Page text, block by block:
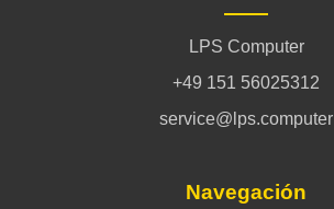
LPS Computer
+49 151 56025312
service@lps.computer
Navegación